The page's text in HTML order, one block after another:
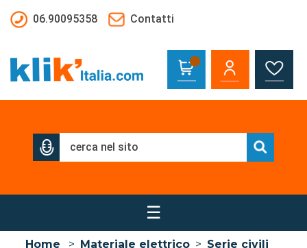
06.90095358
Contatti
☰
Home > Materiale elettrico > Serie civili